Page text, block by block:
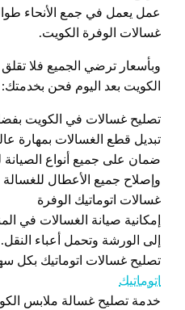
عمل يعمل في جمع الأنحاء
غسالات الوفرة الكويت.
وبأسعار ترضي الجميع فلا
الكويت بعد اليوم فحن بخدمتك:
تصليح غسالات في الكويت
تبديل قطع الغسالات بمهارة
ضمان على جميع أنواع الصيانة
وإصلاح جميع الأعطال
غسالات اتوماتيك الوفرة
إمكانية صيانة الغسالات في
إلى الورشة وتحمل أعباء النقل.
تصليح غسالات اتوماتيك بكل
اتوماتيك
خدمة تصليح غسالة ملابس